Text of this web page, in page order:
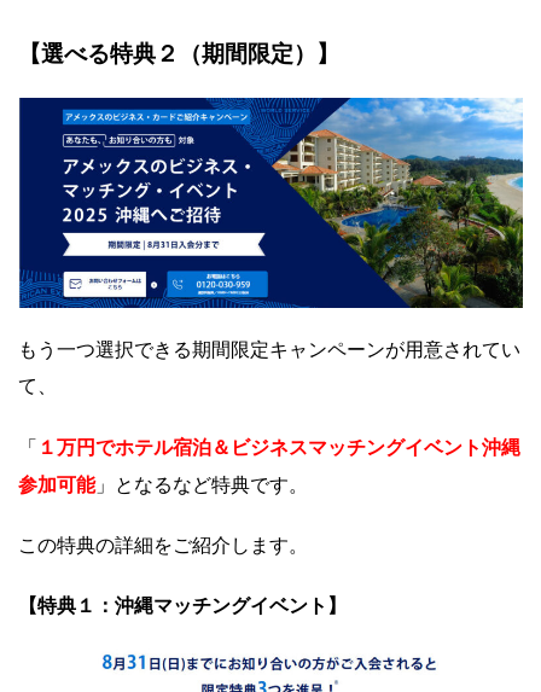
【選べる特典２（期間限定）】
もう一つ選択できる期間限定キャンペーンが用意されてい
て、
「 １万円でホテル宿泊＆ビジネスマッチングイベント沖縄
参加可能」となるなど特典です。
この特典の詳細をご紹介します。
【特典１：沖縄マッチングイベント】